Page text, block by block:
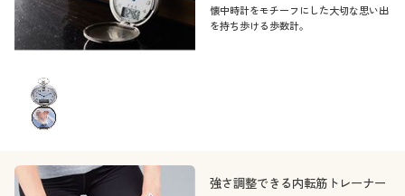
懐中時計をモチーフにした大切な思い出
を持ち歩ける歩数計。
強さ調整できる内転筋トレーナー